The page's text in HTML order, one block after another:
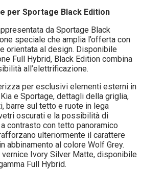
per Sportage Black Edition
da Sportage Black
speciale che amplia l’offerta con
orientata al design. Disponibile
Full Hybrid, Black Edition combina
all’elettrificazione.
per esclusivi elementi esterni in
e Sportage, dettagli della griglia,
barre sul tetto e ruote in lega
oscurati e la possibilità di
contrasto con tetto panoramico
ulteriormente il carattere
abbinamento al colore Wolf Grey.
vernice Ivory Silver Matte, disponibile
Full Hybrid.